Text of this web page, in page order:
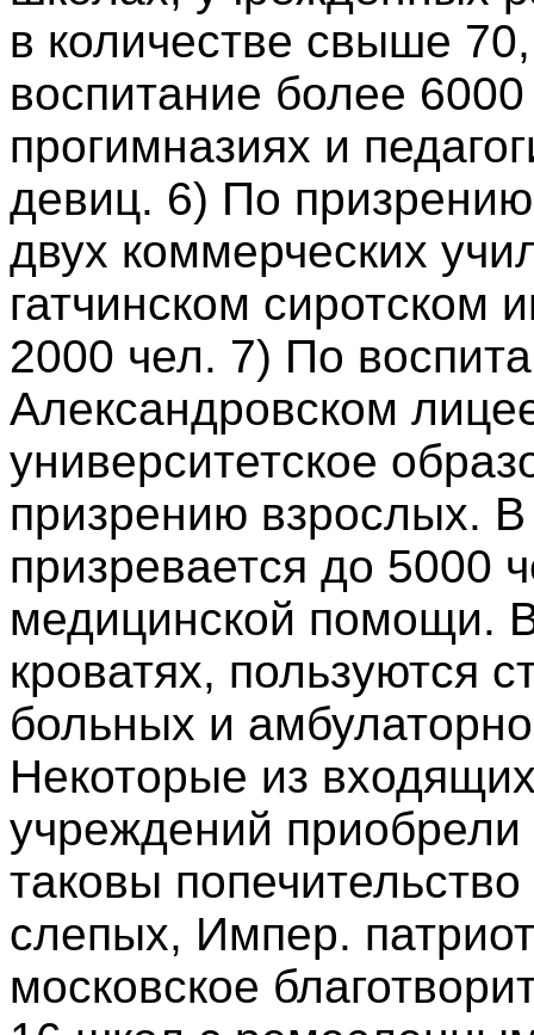
в количестве свыше
воспитание более
прогимназиях и
девиц. 6) По
двух коммерческих
гатчинском сиротском
2000 чел. 7) По
Александровском
университетское
призрению взрослых. В
призревается до 5000
медицинской помощи.
кроватях, пользуются
больных и
Некоторые из
учреждений
таковы
слепых, Импер.
московское